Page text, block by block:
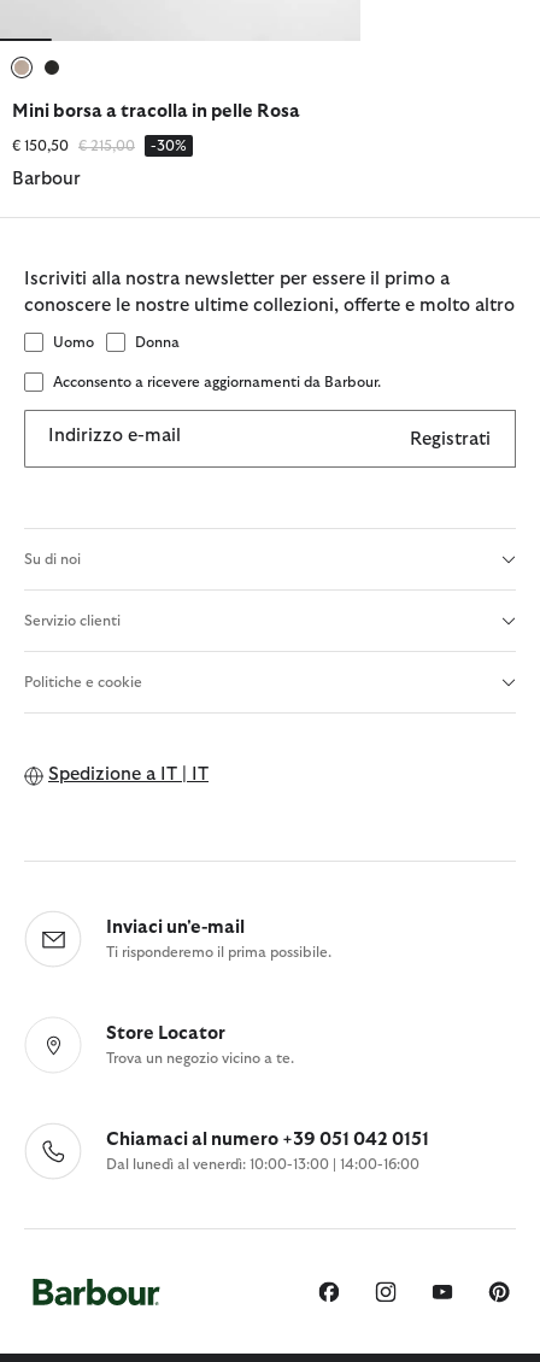
Mini borsa a tracolla in pelle Rosa
€ 150,50 Prezzo ridotto da
€ 215,00a -30%
Barbour
Iscriviti alla nostra newsletter per essere il primo a
conoscere le nostre ultime collezioni, offerte e molto altro
Uomo Donna
Acconsento a ricevere aggiornamenti da Barbour.
Indirizzo e-mail Registrati
Su di noi
Servizio clienti
Politiche e cookie
Spedizione a IT | IT
Inviaci un'e-mail
Ti risponderemo il prima possibile.
Store Locator
Trova un negozio vicino a te.
Chiamaci al numero +39 051 042 0151
Dal lunedì al venerdì: 10:00-13:00 | 14:00-16:00